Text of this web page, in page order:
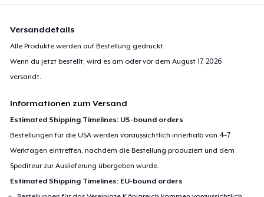
Versanddetails
Alle Produkte werden auf Bestellung gedruckt.
Wenn du jetzt bestellt, wird es am oder vor demAugust 17, 2026
versandt.
Informationen zum Versand
Estimated Shipping Timelines: US-bound orders
Bestellungen für die USA werden voraussichtlich innerhalb von 4–7
Werktagen eintreffen, nachdem die Bestellung produziert und dem
Spediteur zur Auslieferung übergeben wurde.
Estimated Shipping Timelines: EU-bound orders